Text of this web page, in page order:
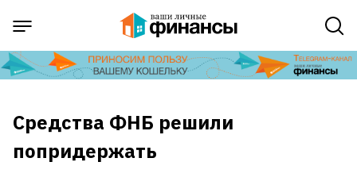
Средства ФНБ решили
попридержать